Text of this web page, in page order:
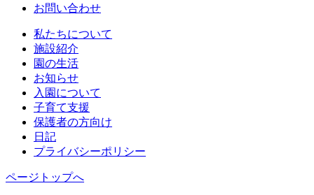
お問い合わせ
私たちについて
施設紹介
園の生活
お知らせ
入園について
子育て支援
保護者の方向け
日記
プライバシーポリシー
ページトップへ